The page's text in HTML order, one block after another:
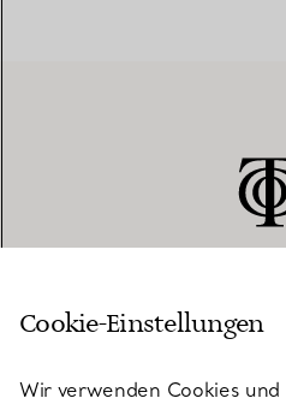
KUNDENSERVICE
Cookie-Einstellungen
Wir verwenden Cookies